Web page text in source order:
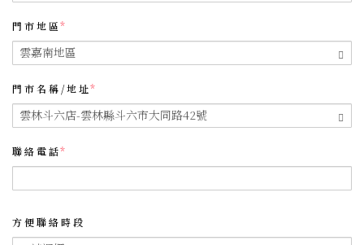
門市地區
門市名稱/地址
聯絡電話
方便聯絡時段